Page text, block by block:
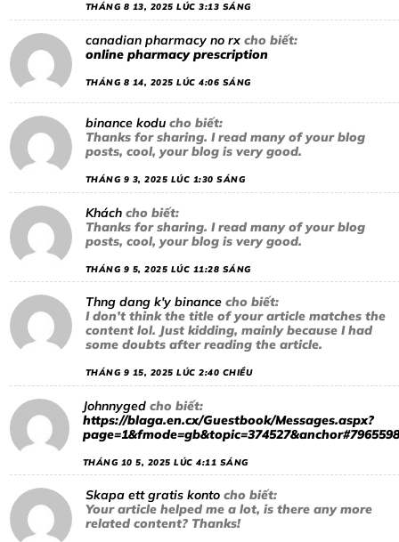
THÁNG 8 13, 2025 LÚC 3:13 SÁNG
canadian pharmacy no rx cho biết:
online pharmacy prescription
THÁNG 8 14, 2025 LÚC 4:06 SÁNG
binance kodu cho biết:
Thanks for sharing. I read many of your blog
posts, cool, your blog is very good.
THÁNG 9 3, 2025 LÚC 1:30 SÁNG
Khách cho biết:
Thanks for sharing. I read many of your blog
posts, cool, your blog is very good.
THÁNG 9 5, 2025 LÚC 11:28 SÁNG
Thng dang k'y binance cho biết:
I don’t think the title of your article matches the
content lol. Just kidding, mainly because I had
some doubts after reading the article.
THÁNG 9 15, 2025 LÚC 2:40 CHIỀU
Johnnyged cho biết:
https://blaga.en.cx/Guestbook/Messages.aspx?
page=1&fmode=gb&topic=374527&anchor#7965598
THÁNG 10 5, 2025 LÚC 4:11 SÁNG
Skapa ett gratis konto cho biết:
Your article helped me a lot, is there any more
related content? Thanks!